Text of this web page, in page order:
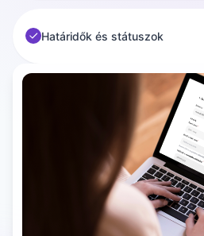
Határidők és státuszok